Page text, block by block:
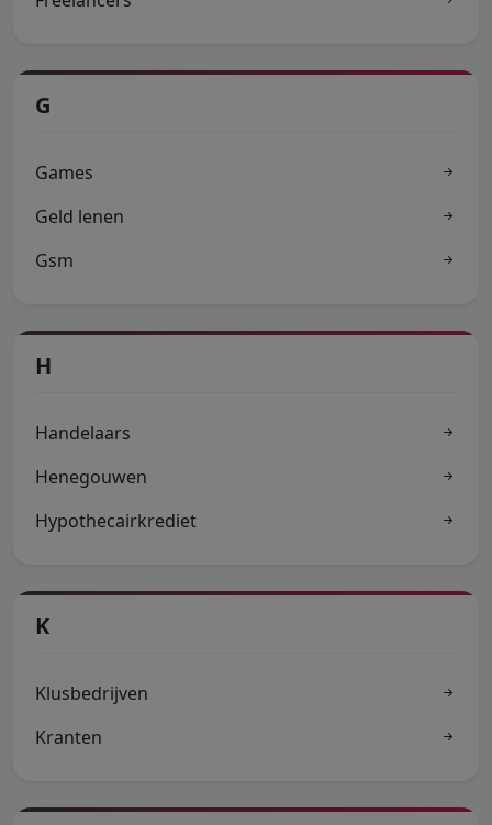
G
Games
Geld lenen
Gsm
H
Handelaars
Henegouwen
Hypothecairkrediet
K
Klusbedrijven
Kranten